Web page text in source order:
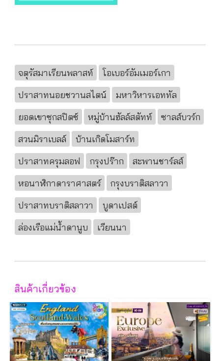
จตุรัสมาเรียนพลาสท์
โอเบอร์อัมเมอร์เกา
ปราสาทนอยชวานสไตน์
มหาวิหารเอททัล
ยอดเขาซุกสปิตซ์
หมู่บ้านฮัลล์สตัทท์
ซาลส์บวร์ก
สวนมิราเบลล์
บ้านเกิดโมสาร์ท
ปราสาทครุมลอฟ
กรุงปร๊าก
สะพานชาร์ลส์
หอนาฬิกาดาราศาสตร์
กรุงบราติสลาวา
ปราสาทบราติสลาวา
บูดาเปสต์
ล่องเรือแม่น้ำดานูบ
เวียนนา
สินค้าเกี่ยวข้อง